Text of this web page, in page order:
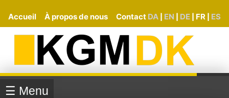
Accueil À propos de nous Contact DA EN DE FR ES
☰ Menu